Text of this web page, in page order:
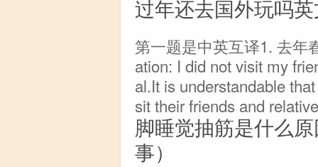
过年还去国外玩吗
第一题是中英互译1. 去年
ation: I did not visit my
al.It is understandable
sit their friends and
脚睡觉抽筋是什么
事）